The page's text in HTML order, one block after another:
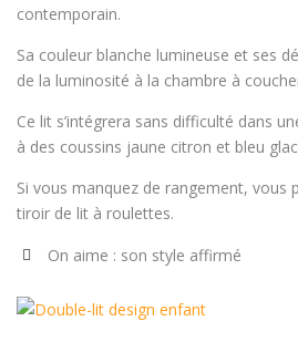
contemporain.
Sa couleur blanche lumineuse et ses
de la luminosité à la chambre à
Ce lit s’intégrera sans difficulté dans
à des coussins jaune citron et bleu
Si vous manquez de rangement, vous
tiroir de lit à roulettes.
On aime : son style affirmé